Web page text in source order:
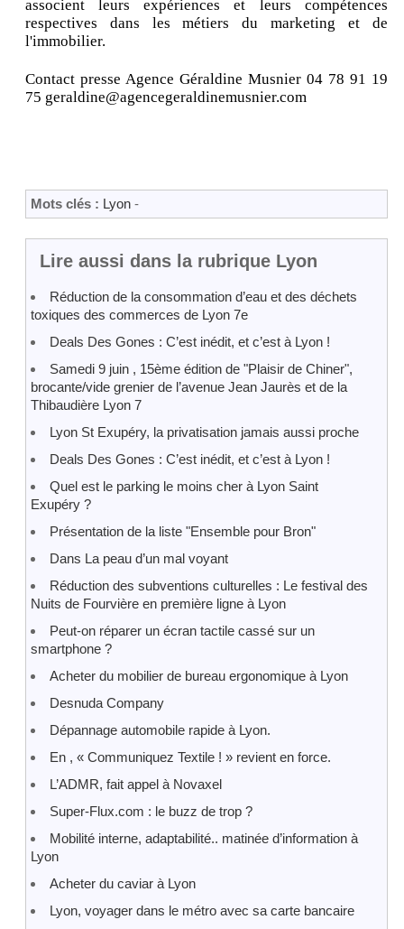
associent leurs expériences et leurs compétences
respectives dans les métiers du marketing et de
l'immobilier.
Contact presse Agence Géraldine Musnier 04 78 91 19
75 geraldine@agencegeraldinemusnier.com
Mots clés : Lyon -
Lire aussi dans la rubrique Lyon
Réduction de la consommation d’eau et des déchets
toxiques des commerces de Lyon 7e
Deals Des Gones : C’est inédit, et c’est à Lyon !
Samedi 9 juin , 15ème édition de "Plaisir de Chiner",
brocante/vide grenier de l’avenue Jean Jaurès et de la
Thibaudière Lyon 7
Lyon St Exupéry, la privatisation jamais aussi proche
Deals Des Gones : C’est inédit, et c’est à Lyon !
Quel est le parking le moins cher à Lyon Saint
Exupéry ?
Présentation de la liste "Ensemble pour Bron"
Dans La peau d’un mal voyant
Réduction des subventions culturelles : Le festival des
Nuits de Fourvière en première ligne à Lyon
Peut-on réparer un écran tactile cassé sur un
smartphone ?
Acheter du mobilier de bureau ergonomique à Lyon
Desnuda Company
Dépannage automobile rapide à Lyon.
En , « Communiquez Textile ! » revient en force.
L’ADMR, fait appel à Novaxel
Super-Flux.com : le buzz de trop ?
Mobilité interne, adaptabilité.. matinée d’information à
Lyon
Acheter du caviar à Lyon
Lyon, voyager dans le métro avec sa carte bancaire